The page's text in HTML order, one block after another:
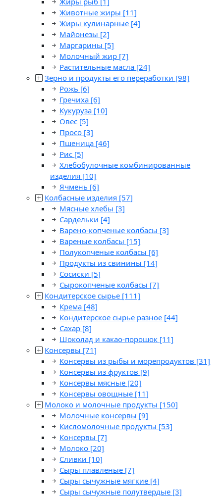
Животные жиры [11]
Жиры кулинарные [4]
Майонезы [2]
Маргарины [5]
Молочный жир [7]
Растительные масла [24]
Зерно и продукты его переработки [98]
Рожь [6]
Гречиха [6]
Кукуруза [10]
Овес [5]
Просо [3]
Пшеница [46]
Рис [5]
Хлебобулочные комбинированные
изделия [10]
Ячмень [6]
Колбасные изделия [57]
Мясные хлебы [3]
Сардельки [4]
Варено-копченые колбасы [3]
Вареные колбасы [15]
Полукопченые колбасы [6]
Продукты из свинины [14]
Сосиски [5]
Сырокопченые колбасы [7]
Кондитерское сырье [111]
Крема [48]
Кондитерское сырье разное [44]
Сахар [8]
Шоколад и какао-порошок [11]
Консервы [71]
Консервы из рыбы и морепродуктов [31]
Консервы из фруктов [9]
Консервы мясные [20]
Консервы овощные [11]
Молоко и молочные продукты [150]
Молочные консервы [9]
Кисломолочные продукты [53]
Консервы [7]
Молоко [20]
Сливки [10]
Сыры плавленые [7]
Сыры сычужные мягкие [4]
Сыры сычужные полутвердые [3]